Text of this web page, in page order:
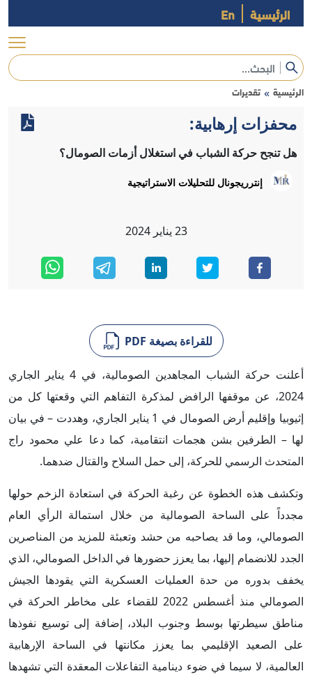
الرئيسية En
الرئيسية » تقديرات
محفزات إرهابية:
هل تنجح حركة الشباب في استغلال أزمات الصومال؟
إنترريجونال للتحليلات الاستراتيجية
23 يناير 2024
للقراءة بصيغة PDF
أعلنت حركة الشباب المجاهدين الصومالية، في 4 يناير الجاري
2024، عن موقفها الرافض لمذكرة التفاهم التي وقعتها كل من
إثيوبيا وإقليم أرض الصومال في 1 يناير الجاري، وهددت – في بيان
لها – الطرفين بشن هجمات انتقامية، كما دعا علي محمود راج
المتحدث الرسمي للحركة، إلى حمل السلاح والقتال ضدهما.
وتكشف هذه الخطوة عن رغبة الحركة في استعادة الزخم حولها
مجدداً على الساحة الصومالية من خلال استمالة الرأي العام
الصومالي، وما قد يصاحبه من حشد وتعبئة للمزيد من المناصرين
الجدد للانضمام إليها، بما يعزز حضورها في الداخل الصومالي، الذي
يخفف بدوره من حدة العمليات العسكرية التي يقودها الجيش
الصومالي منذ أغسطس 2022 للقضاء على مخاطر الحركة في
مناطق سيطرتها بوسط وجنوب البلاد، إضافة إلى توسيع نفوذها
على الصعيد الإقليمي بما يعزز مكانتها في الساحة الإرهابية
العالمية، لا سيما في ضوء دينامية التفاعلات المعقدة التي تشهدها